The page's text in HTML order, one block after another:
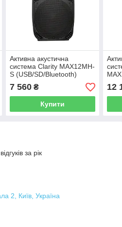
Активна акустична
система Clarity MAX12MH-
S (USB/SD/Bluetooth)
7 560₴
Купити
12
за рік
2, Київ, Україна